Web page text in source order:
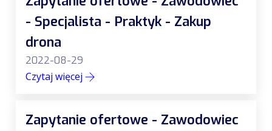
- Specjalista - Praktyk - Zakup
drona
2022-08-29
Czytaj więcej
Zapytanie ofertowe - Zawodowiec